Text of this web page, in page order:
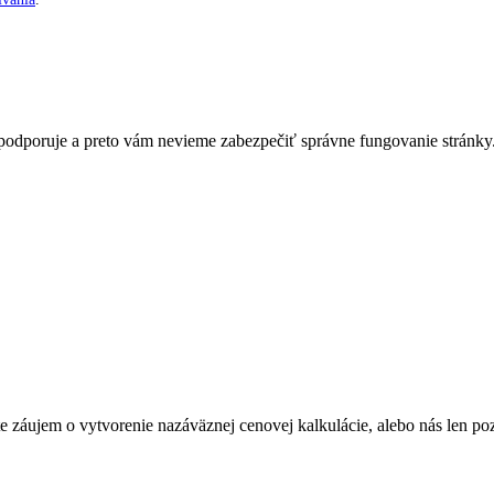
a preto vám nevieme zabezpečiť správne fungovanie
záujem o vytvorenie nazáväznej cenovej kalkulácie, alebo nás len